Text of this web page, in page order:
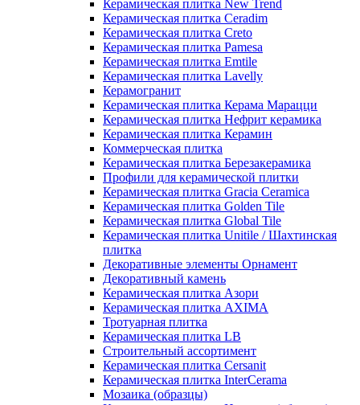
Керамическая плитка New Trend
Керамическая плитка Ceradim
Керамическая плитка Creto
Керамическая плитка Pamesa
Керамическая плитка Emtile
Керамическая плитка Lavelly
Керамогранит
Керамическая плитка Керама Марацци
Керамическая плитка Нефрит керамика
Керамическая плитка Керамин
Коммерческая плитка
Керамическая плитка Березакерамика
Профили для керамической плитки
Керамическая плитка Gracia Ceramica
Керамическая плитка Golden Tile
Керамическая плитка Global Tile
Керамическая плитка Unitile / Шахтинская
плитка
Декоративные элементы Орнамент
Декоративный камень
Керамическая плитка Азори
Керамическая плитка AXIMA
Тротуарная плитка
Керамическая плитка LB
Строительный ассортимент
Керамическая плитка Cersanit
Керамическая плитка InterCerama
Мозаика (образцы)